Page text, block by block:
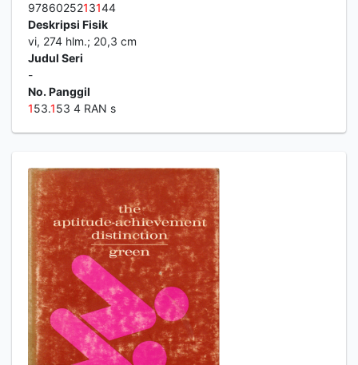
9786025213144
Deskripsi Fisik
vi, 274 hlm.; 20,3 cm
Judul Seri
-
No. Panggil
153.153 4 RAN s